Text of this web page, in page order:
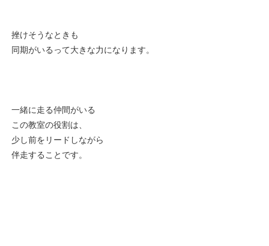
挫けそうなときも
同期がいるって大きな力になります。
一緒に走る仲間がいる
この教室の役割は、
少し前をリードしながら
伴走することです。